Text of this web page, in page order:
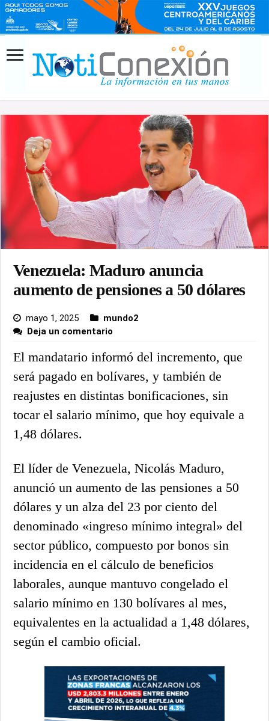
Venezuela: Maduro anuncia
aumento de pensiones a 50 dólares
mayo 1, 2025
mundo2
Deja un comentario
El mandatario informó del incremento, que
será pagado en bolívares, y también de
reajustes en distintas bonificaciones, sin
tocar el salario mínimo, que hoy equivale a
1,48 dólares.
El líder de Venezuela, Nicolás Maduro,
anunció un aumento de las pensiones a 50
dólares y un alza del 23 por ciento del
denominado «ingreso mínimo integral» del
sector público, compuesto por bonos sin
incidencia en el cálculo de beneficios
laborales, aunque mantuvo congelado el
salario mínimo en 130 bolívares al mes,
equivalentes en la actualidad a 1,48 dólares,
según el cambio oficial.